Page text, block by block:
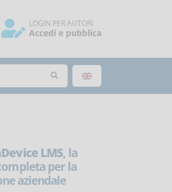
LOGIN PER AUTORI
Accedi e pubblica
LMS, la
per la
aziendale